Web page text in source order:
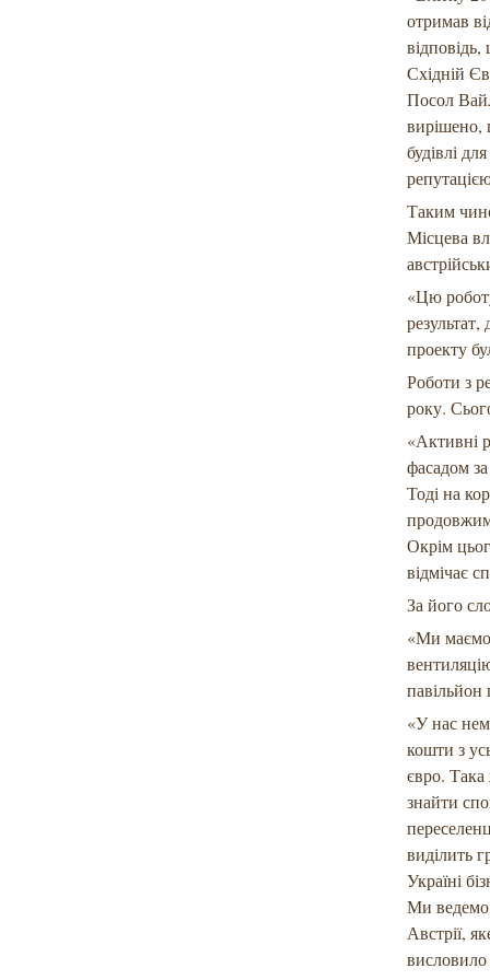
отримав
Східній
Посол
вирішено,
будівлі
Таким
Місцева
«Цю
проекту
Роботи з
року.
«Активні
фасадом
Тоді на
Окрім
відмічає
За його
«Ми маємо
павільйон
«У нас
кошти з
євро.
знайти
виділить
Україні
Ми ведемо
Австрії,
висловило